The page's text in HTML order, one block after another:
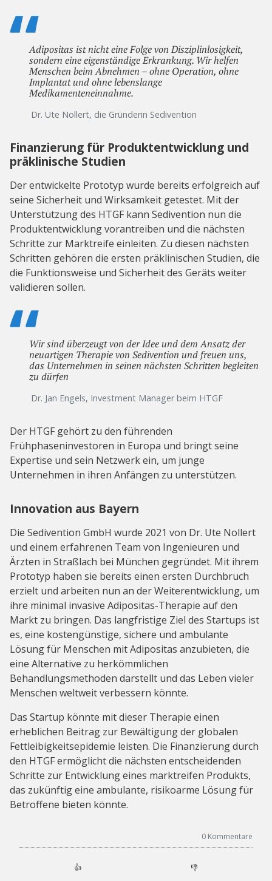
Adipositas ist nicht eine Folge von Disziplinlosigkeit,
sondern eine eigenständige Erkrankung. Wir helfen
Menschen beim Abnehmen – ohne Operation, ohne
Implantat und ohne lebenslange
Medikamenteneinnahme.
Dr. Ute Nollert, die Gründerin Sedivention
Finanzierung für Produktentwicklung und
präklinische Studien
Der entwickelte Prototyp wurde bereits erfolgreich auf
seine Sicherheit und Wirksamkeit getestet. Mit der
Unterstützung des HTGF kann Sedivention nun die
Produktentwicklung vorantreiben und die nächsten
Schritte zur Marktreife einleiten. Zu diesen nächsten
Schritten gehören die ersten präklinischen Studien, die
die Funktionsweise und Sicherheit des Geräts weiter
validieren sollen.
Wir sind überzeugt von der Idee und dem Ansatz der
neuartigen Therapie von Sedivention und freuen uns,
das Unternehmen in seinen nächsten Schritten begleiten
zu dürfen
Dr. Jan Engels, Investment Manager beim HTGF
Der HTGF gehört zu den führenden
Frühphaseninvestoren in Europa und bringt seine
Expertise und sein Netzwerk ein, um junge
Unternehmen in ihren Anfängen zu unterstützen.
Innovation aus Bayern
Die Sedivention GmbH wurde 2021 von Dr. Ute Nollert
und einem erfahrenen Team von Ingenieuren und
Ärzten in Straßlach bei München gegründet. Mit ihrem
Prototyp haben sie bereits einen ersten Durchbruch
erzielt und arbeiten nun an der Weiterentwicklung, um
ihre minimal invasive Adipositas-Therapie auf den
Markt zu bringen. Das langfristige Ziel des Startups ist
es, eine kostengünstige, sichere und ambulante
Lösung für Menschen mit Adipositas anzubieten, die
eine Alternative zu herkömmlichen
Behandlungsmethoden darstellt und das Leben vieler
Menschen weltweit verbessern könnte.
Das Startup könnte mit dieser Therapie einen
erheblichen Beitrag zur Bewältigung der globalen
Fettleibigkeitsepidemie leisten. Die Finanzierung durch
den HTGF ermöglicht die nächsten entscheidenden
Schritte zur Entwicklung eines marktreifen Produkts,
das zukünftig eine ambulante, risikoarme Lösung für
Betroffene bieten könnte.
0 Kommentare
👍 👎